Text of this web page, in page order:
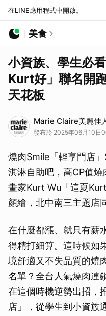
在LINE應用程式中開啟。
美食
小資族、學生必
Kurt好」聯名開
天花板
Marie Claire美麗佳
發布於 2025年06月10日
燒肉Smile「輕享門店
淇淋自助吧，高CP值
畫家Kurt Wu「這夏
顏繪，北中南三主題店
在什麼都漲、就只有薪
得精打細算。這時候如
境舒適又不失品質的燒
名單？全台人氣燒肉連
在這個時機逆勢出招，
店」，從學生到小資族